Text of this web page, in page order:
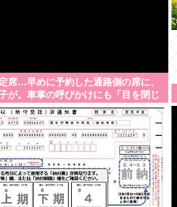
席…早めに予約した通路側の席に、
が。車掌の呼びかけにも「目を閉じ
居座られました。無理やり奪われた
やったもん勝ち”になってしまうので
8/7